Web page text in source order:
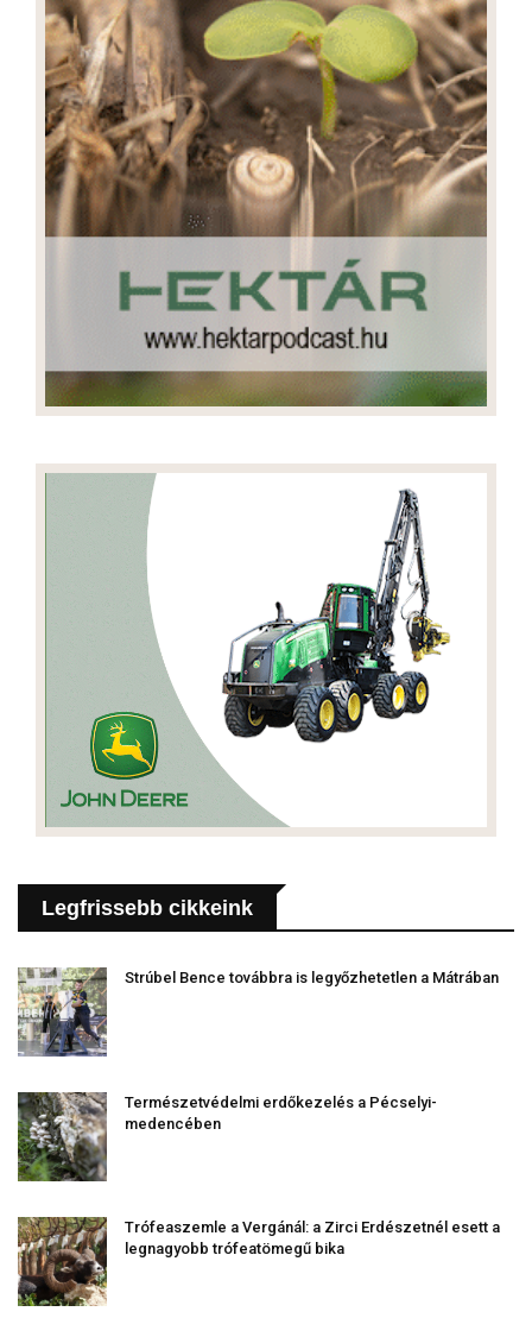
Legfrissebb cikkeink
Strúbel Bence továbbra is legyőzhetetlen a Mátrában
Természetvédelmi erdőkezelés a Pécselyi-
medencében
Trófeaszemle a Vergánál: a Zirci Erdészetnél esett a
legnagyobb trófeatömegű bika